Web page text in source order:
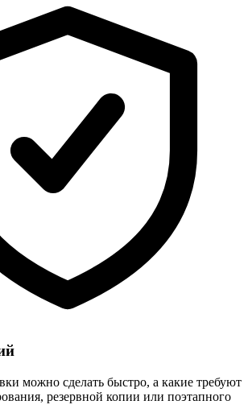
можно сделать быстро, а какие требуют
резервной копии или поэтапного